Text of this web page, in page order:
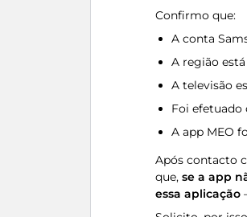
Confirmo que:
A conta
A região
A televisão
Foi efetuado
A app MEO
Após contacto
que, se a app
essa aplicação